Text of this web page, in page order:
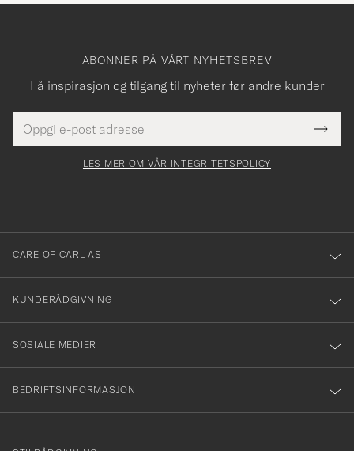
ABONNER PÅ VÅRT NYHETSBREV
Få inspirasjon og tilgang til nyheter før andre kunder
postadresse
felt
Tack
för
dig
till
vårt
nyhetsbrev!
LES MER OM VÅR INTEGRITETSPOLICY
CARE OF CARL AS
KUNDERÅDGIVNING
SOSIALE MEDIER
BEDRIFTSINFORMASJON